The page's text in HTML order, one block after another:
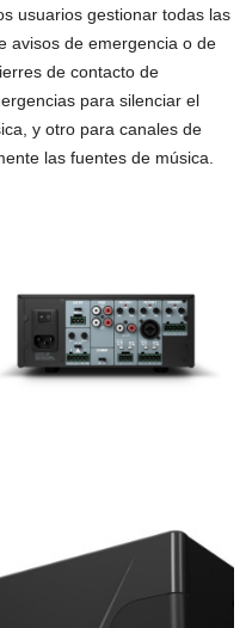
usuarios gestionar todas las
avisos de emergencia o de
de contacto de
para silenciar el
y otro para canales de
las fuentes de música.